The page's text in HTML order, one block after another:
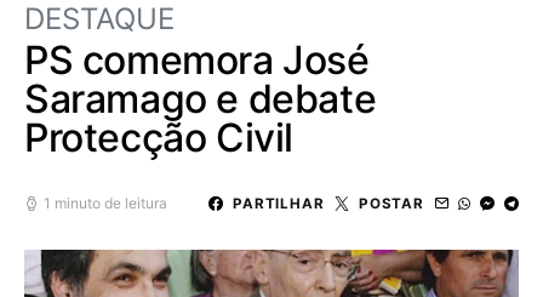
DESTAQUE
PS comemora José
Saramago e debate
Protecção Civil
1 minuto de leitura PARTILHAR POSTAR